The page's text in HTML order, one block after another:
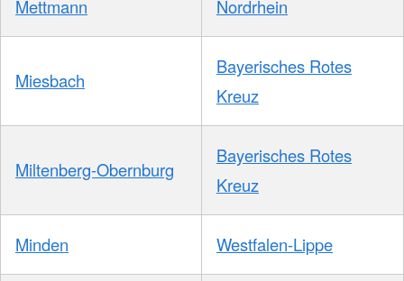
Mettmann Nordrhein
Miesbach
Bayerisches Rotes
Kreuz
Miltenberg-Obernburg
Bayerisches Rotes
Kreuz
Minden Westfalen-Lippe